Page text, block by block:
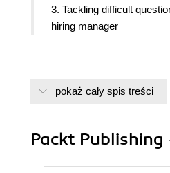
3. Tackling difficult
hiring manager
pokaż cały spis treści
Packt